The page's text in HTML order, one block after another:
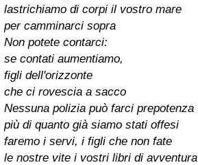
lastrichiamo di corpi il vostro mare
per camminarci sopra
Non potete contarci:
se contati aumentiamo,
figli dell'orizzonte
che ci rovescia a sacco
Nessuna polizia può farci prepotenza
più di quanto già siamo stati offesi
faremo i servi, i figli che non fate
le nostre vite i vostri libri di avventura